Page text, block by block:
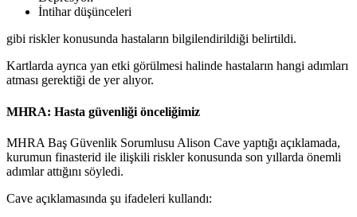
İntihar düşünceleri
gibi riskler konusunda hastaların bilgilendirildiği belirtildi.
Kartlarda ayrıca yan etki görülmesi halinde hastaların hangi adımları
atması gerektiği de yer alıyor.
MHRA: Hasta güvenliği önceliğimiz
MHRA Baş Güvenlik Sorumlusu Alison Cave yaptığı açıklamada,
kurumun finasterid ile ilişkili riskler konusunda son yıllarda önemli
adımlar attığını söyledi.
Cave açıklamasında şu ifadeleri kullandı: